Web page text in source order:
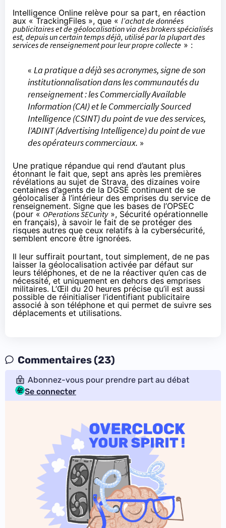
Intelligence Online relève pour sa part, en réaction
aux « TrackingFiles », que « l’achat de données
publicitaires et de géolocalisation via des brokers spécialisés
est, depuis un certain temps déjà, utilisé par la plupart des
services de renseignement pour leur propre collecte » :
« La pratique a déjà ses acronymes, signe de son
institutionnalisation dans les communautés du
renseignement : les Commercially Available
Information (CAI) et le Commercially Sourced
Intelligence (CSINT) du point de vue des services,
l’ADINT (Advertising Intelligence) du point de vue
des opérateurs commerciaux. »
Une pratique répandue qui rend d’autant plus
étonnant le fait que, sept ans après les premières
révélations au sujet de Strava, des dizaines voire
centaines d’agents de la DGSE continuent de se
géolocaliser à l’intérieur des emprises du service de
renseignement. Signe que les bases de l’OPSEC
(pour « OPerations SECurity», Sécurité opérationnelle
en français), à savoir le fait de se protéger des
risques autres que ceux relatifs à la cybersécurité,
semblent encore être ignorées.
Il leur suffirait pourtant, tout simplement, de ne pas
laisser la géolocalisation activée par défaut sur
leurs téléphones, et de ne la réactiver qu’en cas de
nécessité, et uniquement en dehors des emprises
militaires. L’Œil du 20 heures précise qu’il est aussi
possible de réinitialiser l’identifiant publicitaire
associé à son téléphone et qui permet de suivre ses
déplacements et utilisations.
Commentaires (23)
Abonnez-vous pour prendre part au débat
Se connecter